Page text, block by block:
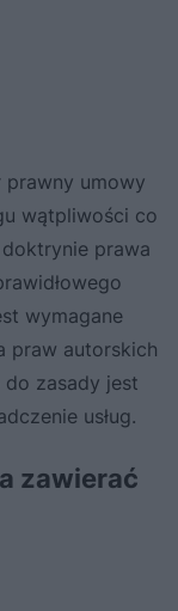
prawny umowy
wątpliwości co
prawa
wymagane
praw autorskich
do zasady jest
usług.
zawierać